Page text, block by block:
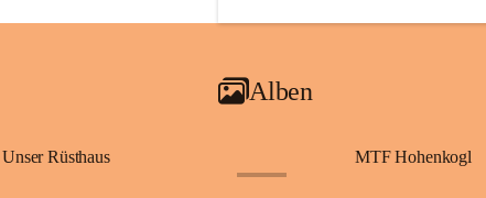
Alben
Unser Rüsthaus MTF Hohenkogl